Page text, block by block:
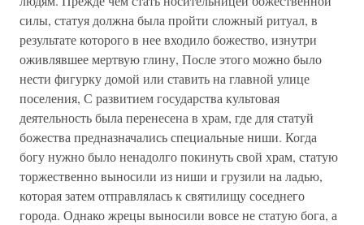
силы, статуя должна была пройти сложный ритуал, в
результате которого в нее входило божество, изнутри
оживлявшее мертвую глину, После этого можно было
нести фигурку домой или ставить на главной улице
поселения, С развитием государства культовая
деятельность была перенесена в храм, где для статуй
божества предназначались специальные ниши. Когда
богу нужно было ненадолго покинуть свой храм, статую
торжественно выносили из ниши и грузили на ладью,
которая затем отправлялась к святилищу соседнего
города. Однако жрецы выносили вовсе не статую бога, а